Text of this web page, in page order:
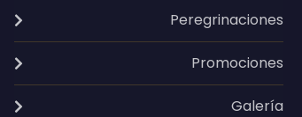
Peregrinaciones
Promociones
Galería